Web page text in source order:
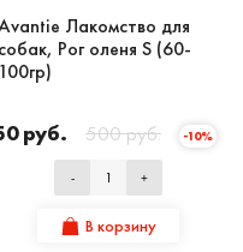
Лакомство для
собак, Рог оленя S (60-
100гр)
руб. 500 руб. -10%
- +
В корзину